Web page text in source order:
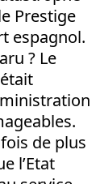
Prestige
espagnol.
? Le
de plus
l’Etat